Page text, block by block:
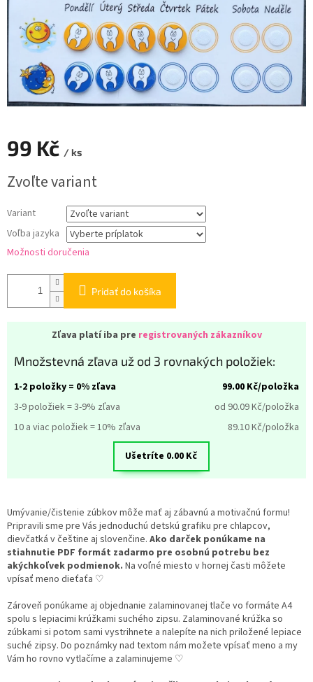
99 Kč / ks
cena:
Zvoľte variant
Variant
Voľba jazyka
Možnosti doručenia
Pridať do košíka
Zľava platí iba pre registrovaných zákazníkov
Množstevná zľava už od 3 rovnakých položiek:
1-2 položky = 0% zľava 99.00 Kč/položka
3-9 položiek = 3-9% zľava
od 90.09Kč/položka
10 a viac položiek = 10% zľava
89.10Kč/položka
Ušetríte 0.00 Kč
Umývanie/čistenie zúbkov môže mať aj zábavnú a motivačnú formu!
Pripravili sme pre Vás jednoduchú detskú grafiku pre chlapcov,
dievčatká v češtine aj slovenčine. Ako darček ponúkame na
stiahnutie PDF formát zadarmo pre osobnú potrebu bez
akýchkoľvek podmienok. Na voľné miesto v hornej časti môžete
vpísať meno dieťaťa ♡
Zároveň ponúkame aj objednanie zalaminovanej tlače vo formáte A4
spolu s lepiacimi krúžkami suchého zipsu. Zalaminované krúžka so
zúbkami si potom sami vystrihnete a nalepíte na nich priložené lepiace
suché zipsy. Do poznámky nad textom nám možete vpísať meno a my
Vám ho rovno vytlačíme a zalaminujeme ♡